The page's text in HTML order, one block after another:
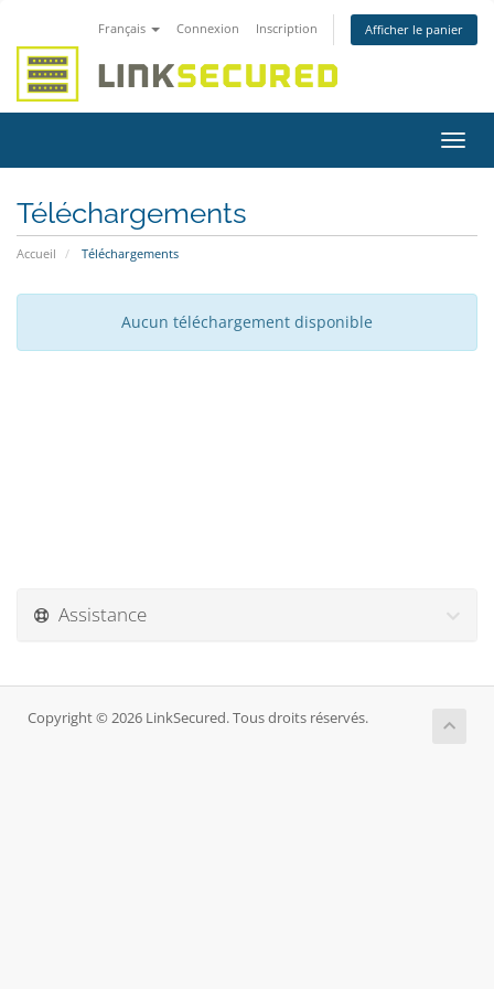
Français Connexion Inscription Afficher le panier
la
Téléchargements
Accueil Téléchargements
Aucun téléchargement disponible
Assistance
Copyright © 2026 LinkSecured. Tous droits réservés.